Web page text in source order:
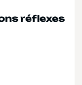
réflexes